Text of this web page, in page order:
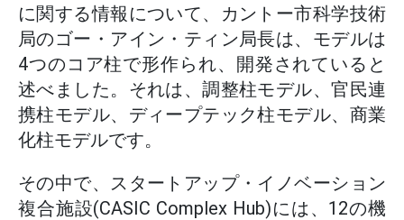
に関する情報について、カントー市科学技術
局のゴー・アイン・ティン局長は、モデルは
4つのコア柱で形作られ、開発されていると
述べました。それは、調整柱モデル、官民連
携柱モデル、ディープテック柱モデル、商業
化柱モデルです。
その中で、スタートアップ・イノベーション
複合施設(CASIC Complex Hub)には、12の機